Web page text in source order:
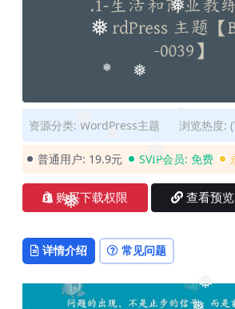
❅
❅
❅
❅
❅
❅
❅
❅
❅
资源分类: WordPress主题 浏览热度:
普通用户: 19.9元 SVIP会员: 免费
购买下载权限 查看预览
详情介绍 常见问题